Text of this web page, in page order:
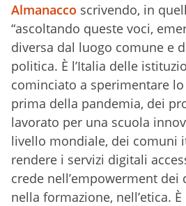
Almanacco scrivendo, in
“ascoltando queste voci,
diversa dal luogo comune e
politica. È l’Italia delle
cominciato a sperimentare
prima della pandemia, dei
lavorato per una scuola
livello mondiale, dei comuni
rendere i servizi digitali
crede nell’empowerment
nella formazione, nell’etica. È